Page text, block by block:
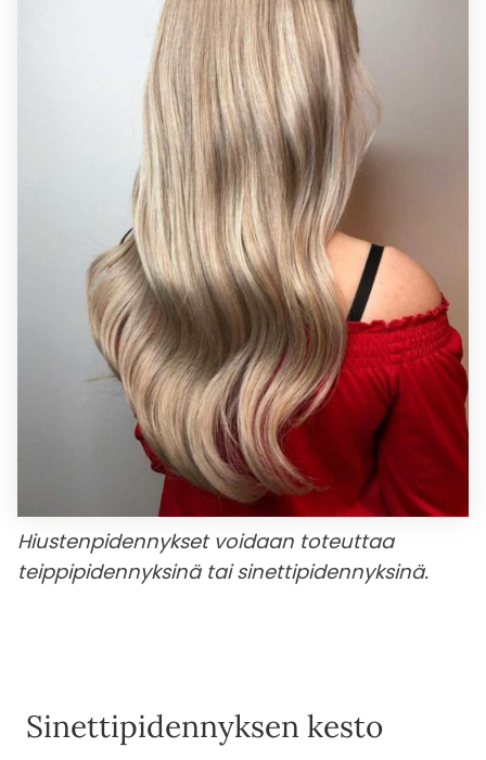
Hiustenpidennykset voidaan toteuttaa
teippipidennyksinä tai sinettipidennyksinä.
Sinettipidennyksen kesto